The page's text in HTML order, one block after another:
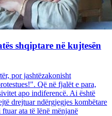
shqiptare në kujtesën
por jashtëzakonisht
Që në fjalët e para,
apo indiferencë. Ai është
drejtuar ndërgjegjes kombëtare
ata të lënë mënjanë